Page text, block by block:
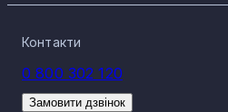
Контакти
0 800 302 120
Замовити дзвінок